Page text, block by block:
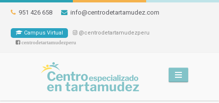
951 426 658 info@centrodetartamudez.com
Campus Virtual @centrodetartamudezperu
centrodetartamudezperu